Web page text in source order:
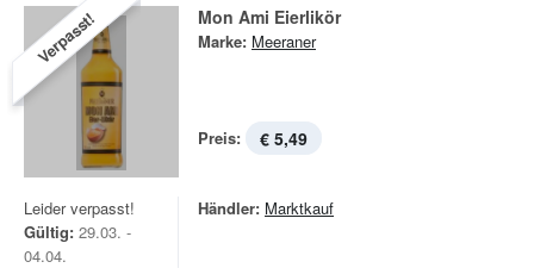
Verpasst! Mon Ami Eierlikör
Marke: Meeraner
Preis: € 5,49
Leider verpasst!
Gültig: 29.03. -
04.04.
Händler: Marktkauf